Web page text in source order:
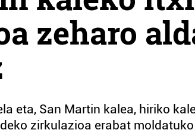
zeharo
eta, San Martin kalea, hiriko
zirkulazioa erabat